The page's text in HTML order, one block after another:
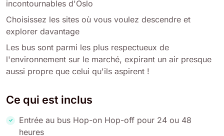
incontournables d'Oslo
Choisissez les sites où vous voulez descendre et
explorer davantage
Les bus sont parmi les plus respectueux de
l'environnement sur le marché, expirant un air presque
aussi propre que celui qu'ils aspirent !
Ce qui est inclus
Entrée au bus Hop-on Hop-off pour 24 ou 48
heures